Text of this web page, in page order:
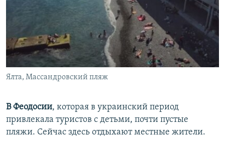
Ялта, Массандровский пляж
В Феодосии, которая в украинский период
привлекала туристов с детьми, почти пустые
пляжи. Сейчас здесь отдыхают местные жители.